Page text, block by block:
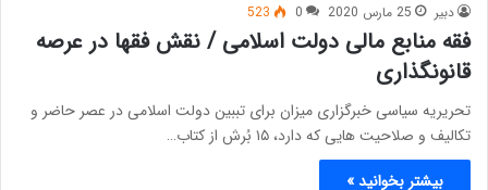
دبیر 25 مارس 2020 0
523
فقه منابع مالی دولت اسلامی / نقش فقها در عرصه
قانونگذاری
تحریریه سیاسی خبرگزاری میزان برای تببین دولت اسلامی در عصر حاضر و
تکالیف و صلاحیت هایی که دارد، ۱۵ بُرش از کتاب…
بیشتر بخوانید »